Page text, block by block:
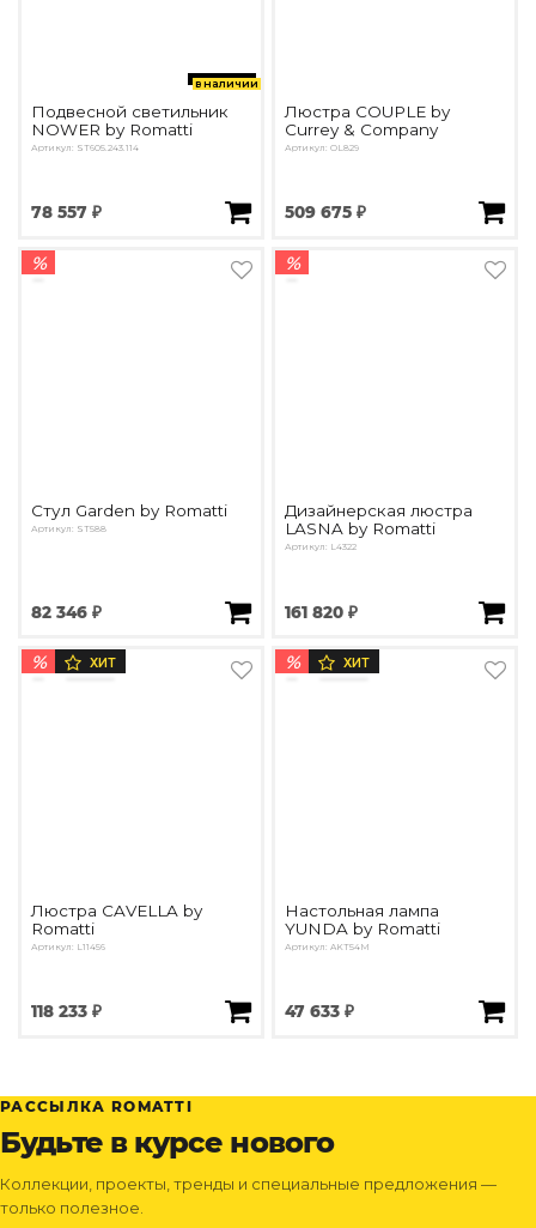
в наличии
Подвесной светильник
NOWER by Romatti
Артикул: ST605.243.114
78 557 ₽
Люстра COUPLE by
Currey & Company
Артикул: OL829
509 675 ₽
%
Стул Garden by Romatti
Артикул: ST588
82 346 ₽
%
Дизайнерская люстра
LASNA by Romatti
Артикул: L4322
161 820 ₽
% ХИТ
Люстра CAVELLA by
Romatti
Артикул: L11456
118 233 ₽
% ХИТ
Настольная лампа
YUNDA by Romatti
Артикул: AKT54M
47 633 ₽
РАССЫЛКА ROMATTI
Будьте в курсе нового
Коллекции, проекты, тренды и специальные предложения —
только полезное.